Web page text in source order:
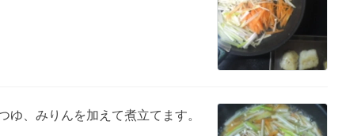
ゆ、みりんを加えて煮立てます。